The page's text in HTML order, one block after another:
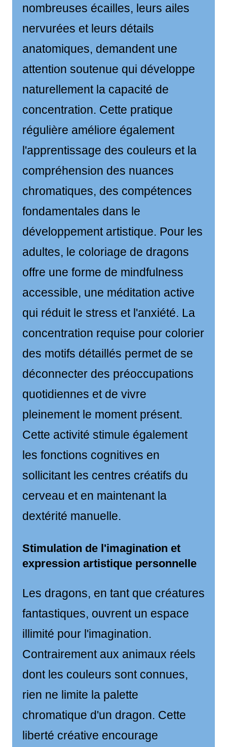
nombreuses écailles, leurs ailes
nervurées et leurs détails
anatomiques, demandent une
attention soutenue qui développe
naturellement la capacité de
concentration. Cette pratique
régulière améliore également
l'apprentissage des couleurs et la
compréhension des nuances
chromatiques, des compétences
fondamentales dans le
développement artistique. Pour les
adultes, le coloriage de dragons
offre une forme de mindfulness
accessible, une méditation active
qui réduit le stress et l'anxiété. La
concentration requise pour colorier
des motifs détaillés permet de se
déconnecter des préoccupations
quotidiennes et de vivre
pleinement le moment présent.
Cette activité stimule également
les fonctions cognitives en
sollicitant les centres créatifs du
cerveau et en maintenant la
dextérité manuelle.
Stimulation de l'imagination et
expression artistique personnelle
Les dragons, en tant que créatures
fantastiques, ouvrent un espace
illimité pour l'imagination.
Contrairement aux animaux réels
dont les couleurs sont connues,
rien ne limite la palette
chromatique d'un dragon. Cette
liberté créative encourage